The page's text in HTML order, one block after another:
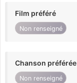
Film préféré
Non renseigné
Chanson préférée
Non renseigné